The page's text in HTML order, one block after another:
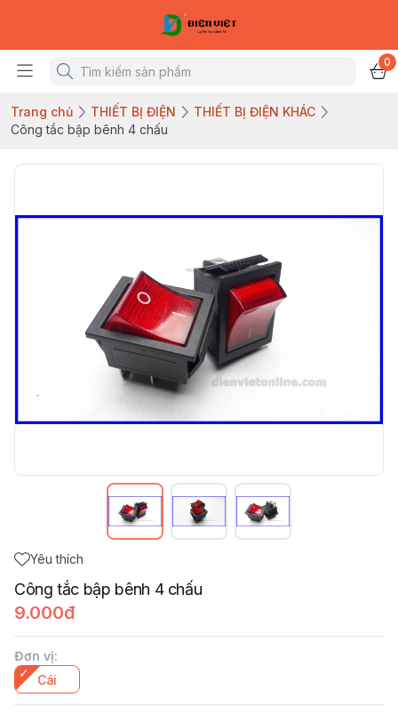
0
Trang chủ THIẾT BỊ ĐIỆN
THIẾT BỊ ĐIỆN KHÁC
Công tắc bập bênh 4 chấu
Yêu thích
Công tắc bập bênh 4 chấu
9.000đ
Đơn vị:
Cái